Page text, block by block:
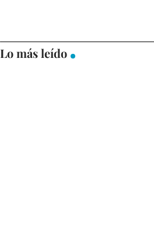
Lo más leído